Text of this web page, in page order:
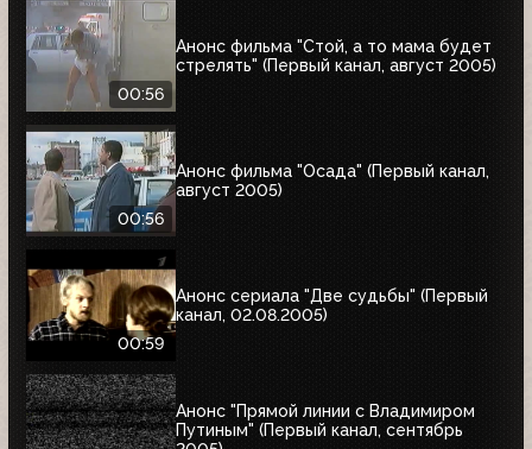
00:56
Анонс фильма "Стой, а то мама будет
стрелять" (Первый канал, август 2005)
00:56
Анонс фильма "Осада" (Первый канал,
август 2005)
00:59
Анонс сериала "Две судьбы" (Первый
канал, 02.08.2005)
Анонс "Прямой линии с Владимиром
Путиным" (Первый канал, сентябрь